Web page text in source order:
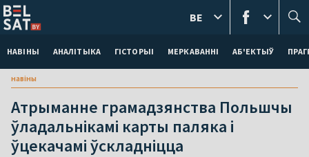
НАВІНЫ АНАЛІТЫКА ГІСТОРЫІ МЕРКАВАННI АБ'ЕКТЫЎ
BE
навіны
Атрыманне грамадзянства Польшчы
ўладальнікамі карты паляка і
ўцекачамі ўскладніцца